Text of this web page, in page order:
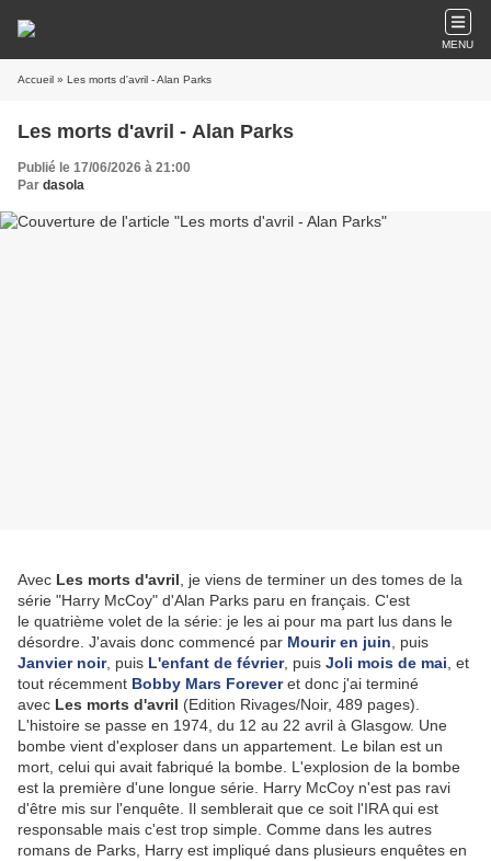
MENU
Accueil » Les morts d'avril - Alan Parks
Les morts d'avril - Alan Parks
Publié le 17/06/2026 à 21:00
Par dasola
Avec Les morts d'avril , je viens de terminer un des tomes de la
série "Harry McCoy" d'Alan Parks paru en français. C'est
le quatrième volet de la série: je les ai pour ma part lus dans le
désordre. J'avais donc commencé par Mourir en juin , puis
Janvier noir, puis L'enfant de février, puis Joli mois de mai , et
tout récemment Bobby Mars Foreveret donc j'ai terminé
avec Les morts d'avril (Edition Rivages/Noir, 489 pages).
L'histoire se passe en 1974, du 12 au 22 avril à Glasgow. Une
bombe vient d'exploser dans un appartement. Le bilan est un
mort, celui qui avait fabriqué la bombe. L'explosion de la bombe
est la première d'une longue série. Harry McCoy n'est pas ravi
d'être mis sur l'enquête. Il semblerait que ce soit l'IRA qui est
responsable mais c'est trop simple. Comme dans les autres
romans de Parks, Harry est impliqué dans plusieurs enquêtes en